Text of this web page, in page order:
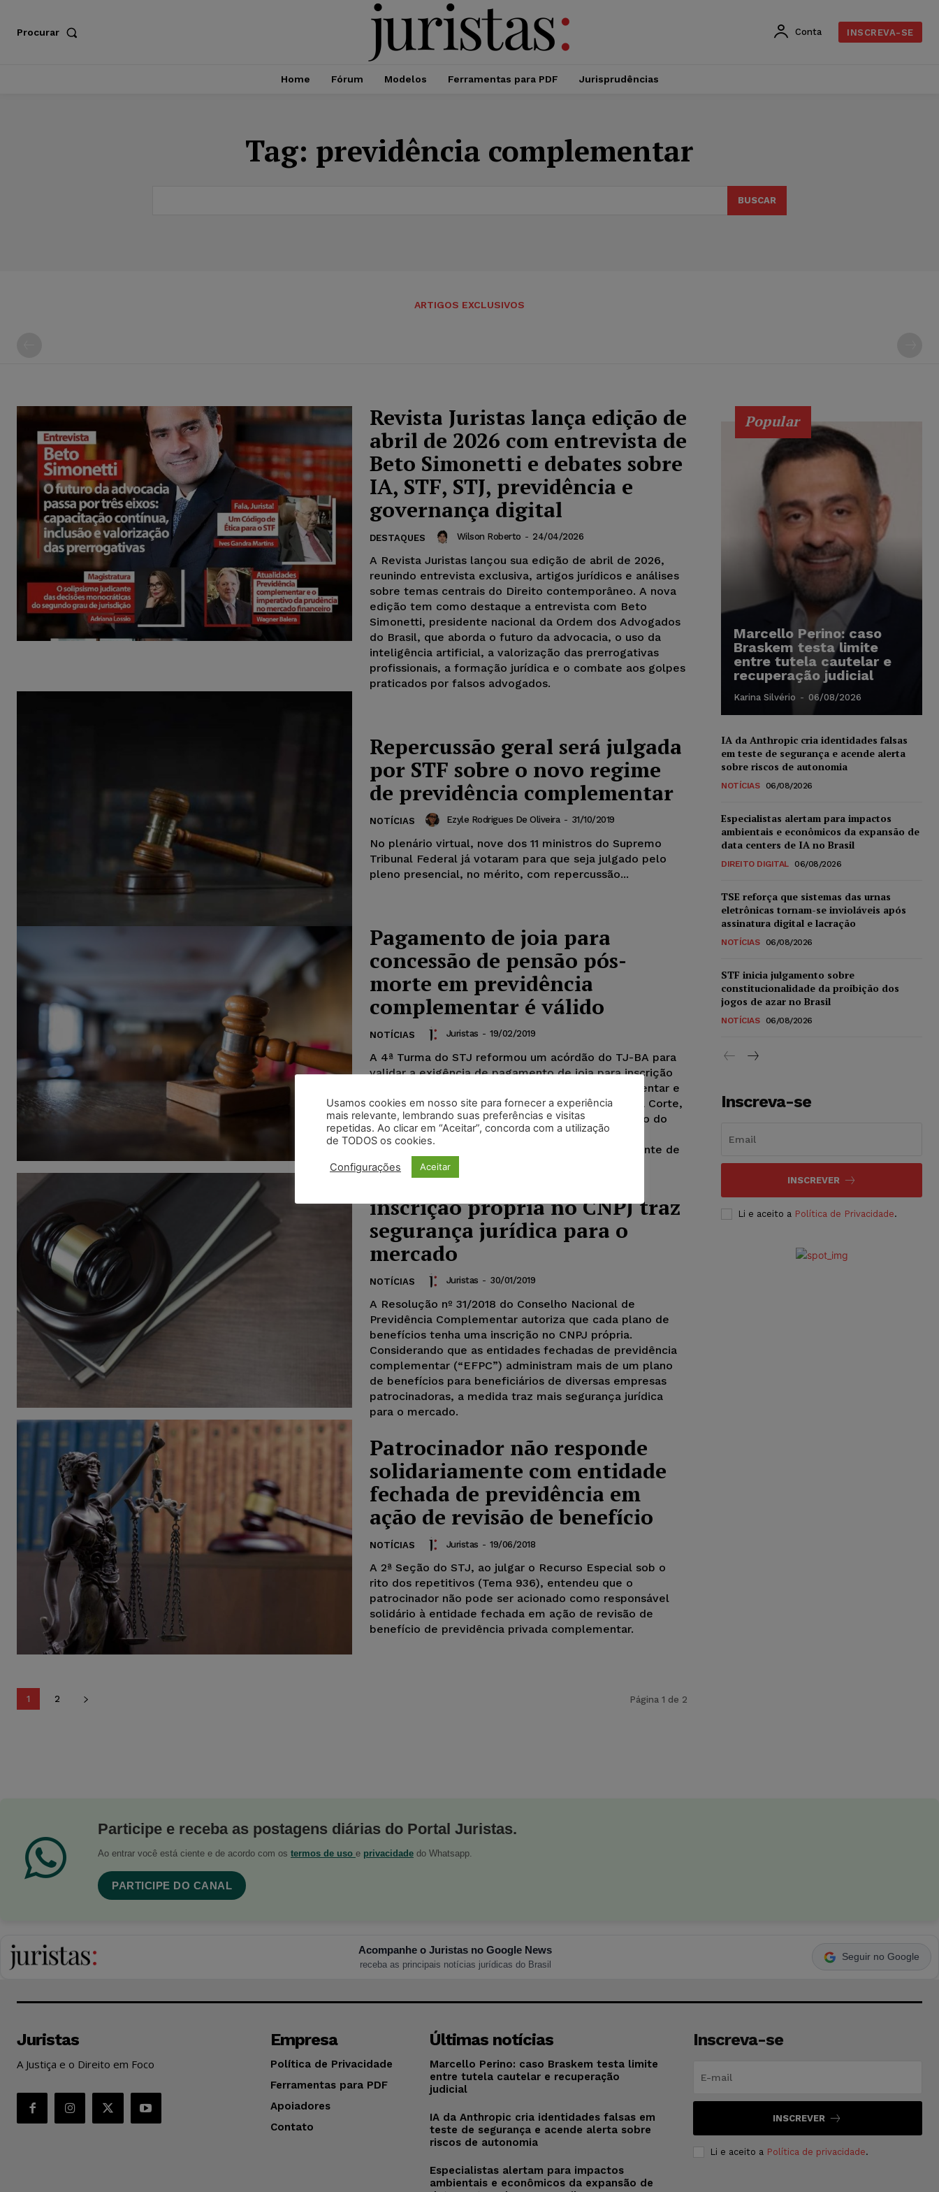
Procurar Conta INSCREVA-SE
Home Fórum Modelos Ferramentas para PDF Jurisprudências
Tag: previdência complementar
BUSCAR
ARTIGOS EXCLUSIVOS
Revista Juristas lança edição de
abril de 2026 com entrevista de
Beto Simonetti e debates sobre
IA, STF, STJ, previdência e
governança digital
DESTAQUES Wilson Roberto - 24/04/2026
A Revista Juristas lançou sua edição de abril de 2026,
reunindo entrevista exclusiva, artigos jurídicos e análises
sobre temas centrais do Direito contemporâneo. A nova
edição tem como destaque a entrevista com Beto
Simonetti, presidente nacional da Ordem dos Advogados
do Brasil, que aborda o futuro da advocacia, o uso da
inteligência artificial, a valorização das prerrogativas
profissionais, a formação jurídica e o combate aos golpes
praticados por falsos advogados.
Repercussão geral será julgada
por STF sobre o novo regime
de previdência complementar
NOTÍCIAS Ezyle Rodrigues De Oliveira - 31/10/2019
No plenário virtual, nove dos 11 ministros do Supremo
Tribunal Federal já votaram para que seja julgado pelo
pleno presencial, no mérito, com repercussão...
Pagamento de joia para
concessão de pensão pós-
morte em previdência
complementar é válido
NOTÍCIAS Juristas - 19/02/2019
A 4ª Turma do STJ reformou um acórdão do TJ-BA para
validar a exigência de pagamento de joia para inscrição
de beneficiário no plano de previdência complementar e
consequente concessão pensão pós-morte. Para a Corte,
deferir a pensão em contrariedade ao regulamento do
fundo conduz ao enriquecimento sem causa do
beneficiado e implica benefício sem respectiva fonte de
custeio.
Plano de benefícios com
inscrição própria no CNPJ traz
segurança jurídica para o
mercado
NOTÍCIAS Juristas - 30/01/2019
A Resolução nº 31/2018 do Conselho Nacional de
Previdência Complementar autoriza que cada plano de
benefícios tenha uma inscrição no CNPJ própria.
Considerando que as entidades fechadas de previdência
complementar (“EFPC”) administram mais de um plano
de benefícios para beneficiários de diversas empresas
patrocinadoras, a medida traz mais segurança jurídica
para o mercado.
Patrocinador não responde
solidariamente com entidade
fechada de previdência em
ação de revisão de benefício
NOTÍCIAS Juristas - 19/06/2018
A 2ª Seção do STJ, ao julgar o Recurso Especial sob o
rito dos repetitivos (Tema 936), entendeu que o
patrocinador não pode ser acionado como responsável
solidário à entidade fechada em ação de revisão de
benefício de previdência privada complementar.
1 2 Página 1 de 2
Popular
Marcello Perino: caso
Braskem testa limite
entre tutela cautelar e
recuperação judicial
Karina Silvério - 06/08/2026
IA da Anthropic cria identidades falsas
em teste de segurança e acende alerta
sobre riscos de autonomia
NOTÍCIAS 06/08/2026
Especialistas alertam para impactos
ambientais e econômicos da expansão de
data centers de IA no Brasil
DIREITO DIGITAL 06/08/2026
TSE reforça que sistemas das urnas
eletrônicas tornam-se invioláveis após
assinatura digital e lacração
NOTÍCIAS 06/08/2026
STF inicia julgamento sobre
constitucionalidade da proibição dos
jogos de azar no Brasil
NOTÍCIAS 06/08/2026
Inscreva-se
INSCREVER
Li e aceito a Política de Privacidade.
Participe e receba as postagens diárias do Portal Juristas.
Ao entrar você está ciente e de acordo com os termos de uso e privacidade do Whatsapp.
PARTICIPE DO CANAL
Acompanhe o Juristas no Google News
receba as principais notícias jurídicas do Brasil
Seguir no Google
Juristas
A Justiça e o Direito em Foco
Empresa
Política de Privacidade
Ferramentas para PDF
Apoiadores
Contato
Últimas notícias
Marcello Perino: caso Braskem testa limite
entre tutela cautelar e recuperação
judicial
IA da Anthropic cria identidades falsas em
teste de segurança e acende alerta sobre
riscos de autonomia
Especialistas alertam para impactos
ambientais e econômicos da expansão de
Inscreva-se
INSCREVER
Li e aceito a Política de privacidade.
Usamos cookies em nosso site para fornecer a experiência
mais relevante, lembrando suas preferências e visitas
repetidas. Ao clicar em “Aceitar”, concorda com a utilização
de TODOS os cookies.
Configurações Aceitar